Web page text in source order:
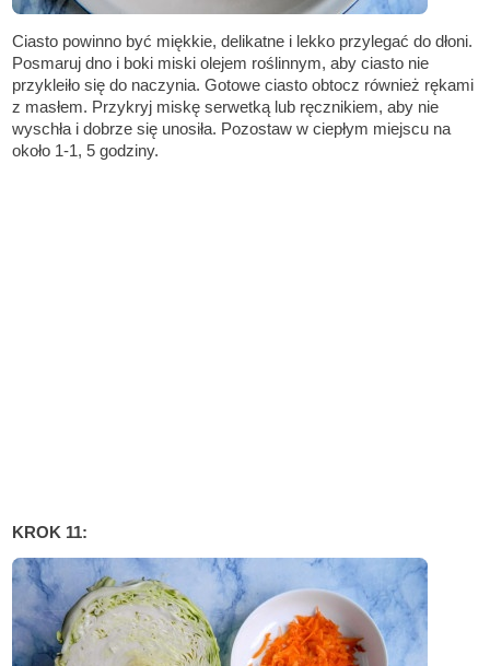
Ciasto powinno być miękkie, delikatne i lekko przylegać do dłoni.
Posmaruj dno i boki miski olejem roślinnym, aby ciasto nie
przykleiło się do naczynia. Gotowe ciasto obtocz również rękami
z masłem. Przykryj miskę serwetką lub ręcznikiem, aby nie
wyschła i dobrze się unosiła. Pozostaw w ciepłym miejscu na
około 1-1, 5 godziny.
KROK 11: